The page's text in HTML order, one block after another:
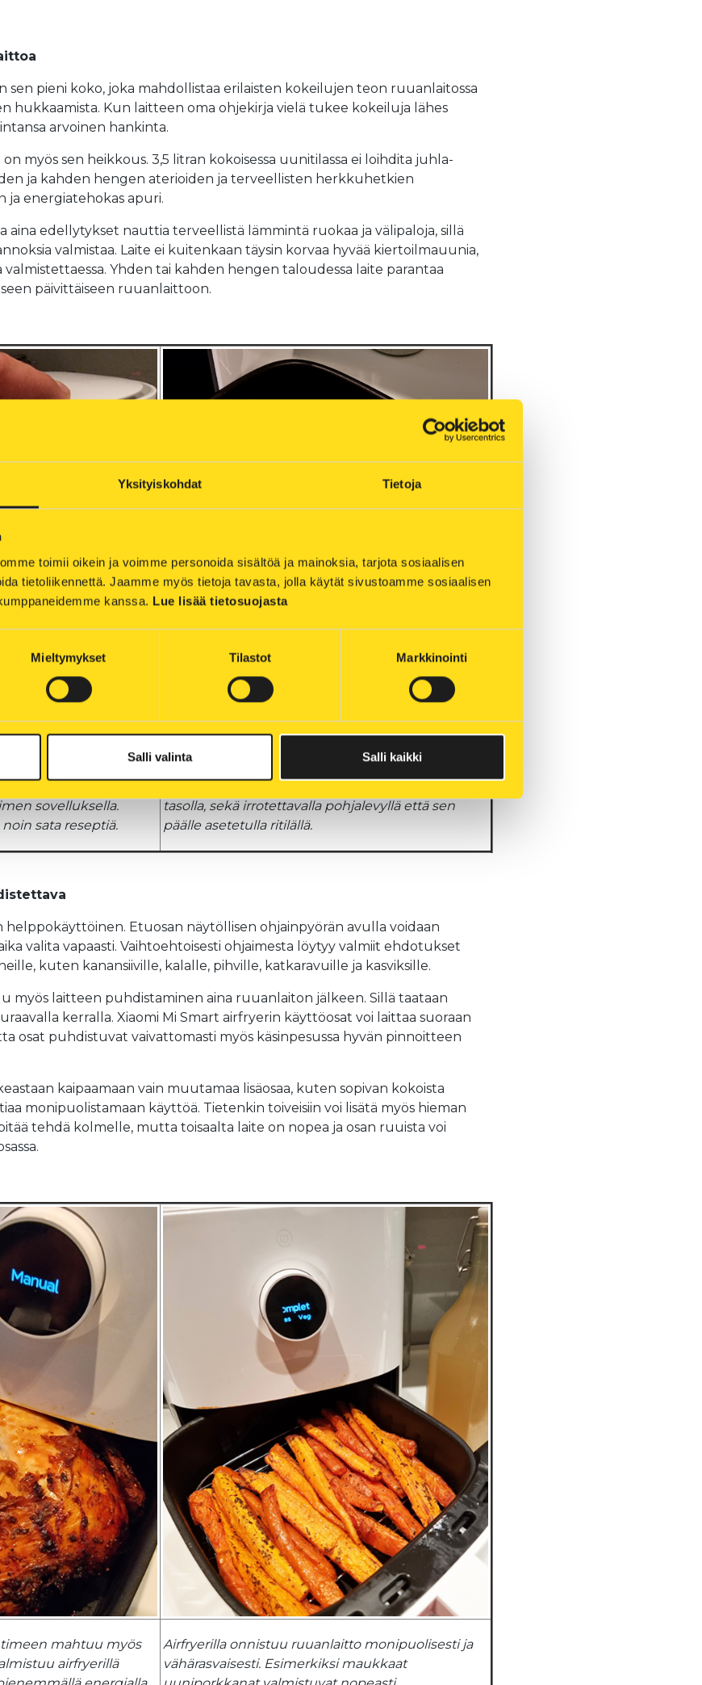
Yksityiskohdat Tietoja
toimii oikein ja voimme personoida sisältöä ja mainoksia, tarjota sosiaalisen
tietoliikennettä. Jaamme myös tietoja tavasta, jolla käytät sivustoamme sosiaalisen
kanssa. Lue lisää tietosuojasta
Mieltymykset Tilastot Markkinointi
Salli valinta Salli kaikki
sen pieni koko, joka mahdollistaa erilaisten kokeilujen teon ruuanlaitossa
hukkaamista. Kun laitteen oma ohjekirja vielä tukee kokeiluja lähes
arvoinen hankinta.
myös sen heikkous. 3,5 litran kokoisessa uunitilassa ei loihdita juhla-
ja kahden hengen aterioiden ja terveellisten herkkuhetkien
ja energiatehokas apuri.
aina edellytykset nauttia terveellistä lämmintä ruokaa ja välipaloja, sillä
valmistaa. Laite ei kuitenkaan täysin korvaa hyvää kiertoilmauunia,
valmistettaessa. Yhden tai kahden hengen taloudessa laite parantaa
päivittäiseen ruuanlaittoon.
sovelluksella.
sata reseptiä.
Xiaomin airfryerissä ruokaa voi valmistaa kahdella
tasolla, sekä irrotettavalla pohjalevyllä että sen
päälle asetetulla ritilällä.
helppokäyttöinen. Etuosan näytöllisen ohjainpyörän avulla voidaan
valita vapaasti. Vaihtoehtoisesti ohjaimesta löytyy valmiit ehdotukset
kuten kanansiiville, kalalle, pihville, katkaravuille ja kasviksille.
myös laitteen puhdistaminen aina ruuanlaiton jälkeen. Sillä taataan
kerralla. Xiaomi Mi Smart airfryerin käyttöosat voi laittaa suoraan
osat puhdistuvat vaivattomasti myös käsinpesussa hyvän pinnoitteen
kaipaamaan vain muutamaa lisäosaa, kuten sopivan kokoista
monipuolistamaan käyttöä. Tietenkin toiveisiin voi lisätä myös hieman
tehdä kolmelle, mutta toisaalta laite on nopea ja osan ruuista voi
mahtuu myös
airfryerillä
Airfryerilla onnistuu ruuanlaitto monipuolisesti ja
vähärasvaisesti. Esimerkiksi maukkaat